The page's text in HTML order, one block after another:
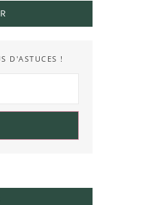
D'ASTUCES !